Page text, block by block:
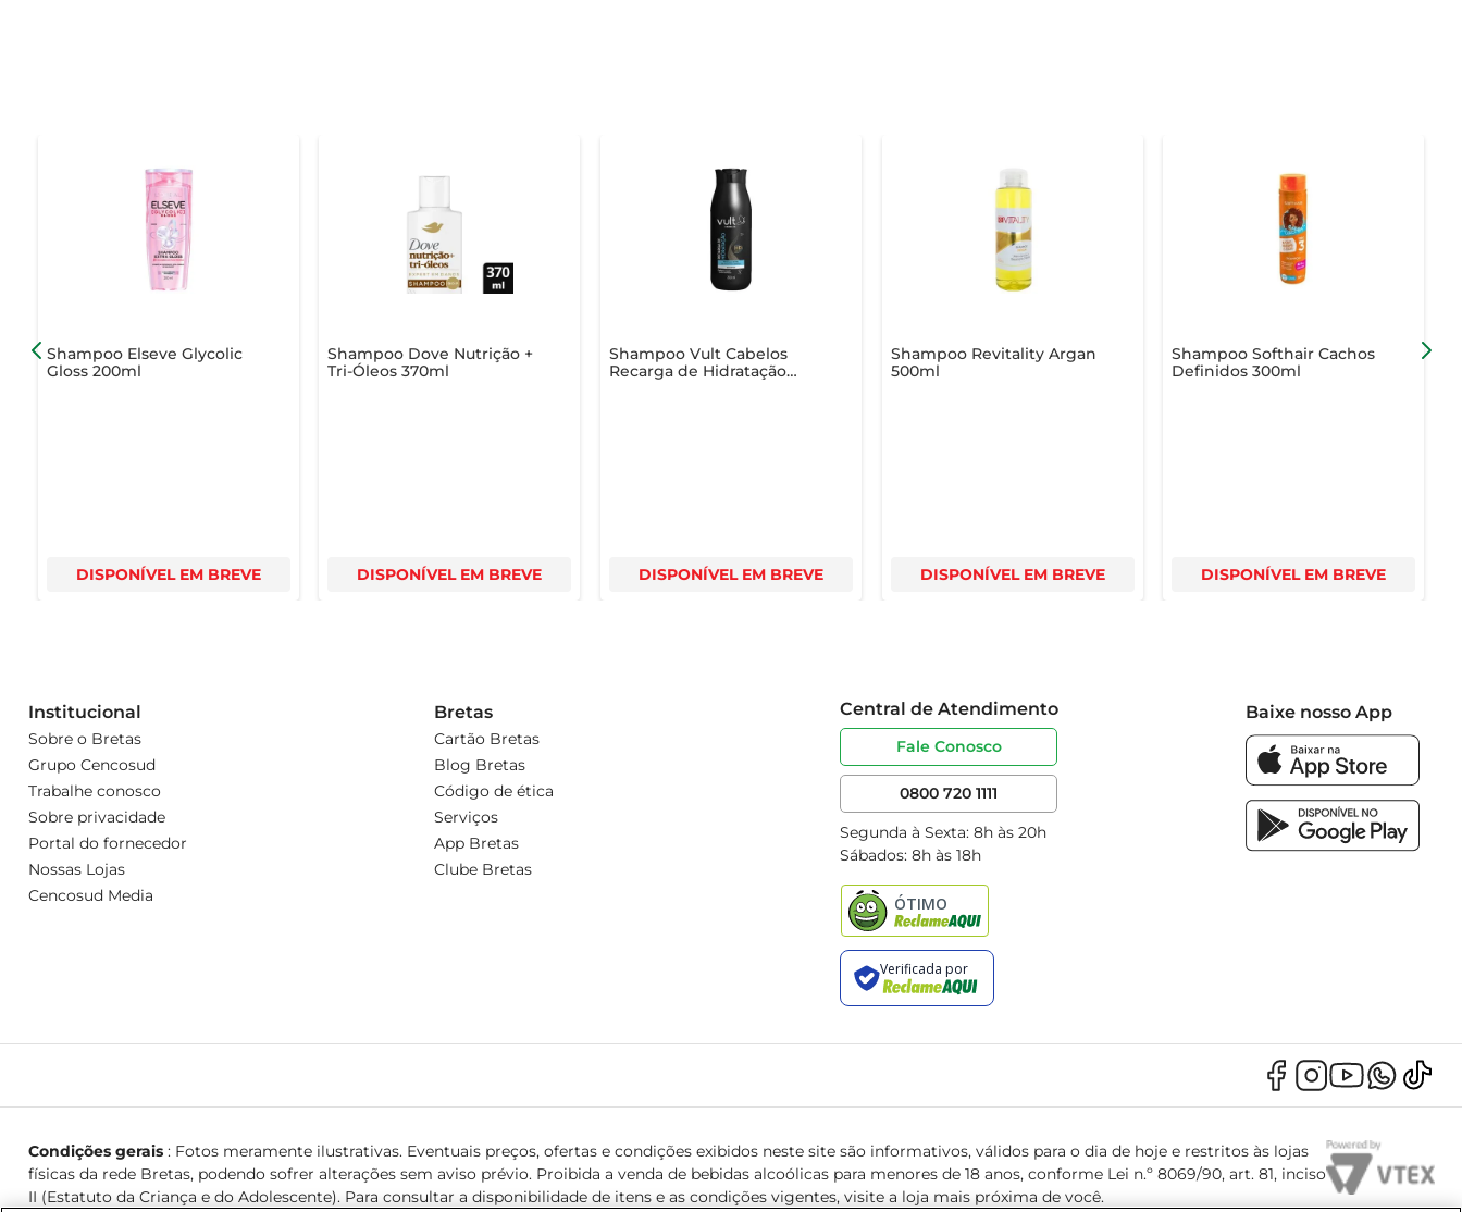
Shampoo Elseve Glycolic
Gloss 200ml
DISPONÍVEL EM BREVE
Shampoo Dove Nutrição +
Tri-Óleos 370ml
DISPONÍVEL EM BREVE
Shampoo Vult Cabelos
Recarga de Hidratação
DISPONÍVEL EM BREVE
Shampoo Revitality Argan
500ml
DISPONÍVEL EM BREVE
Shampoo Softhair Cachos
Definidos 300ml
DISPONÍVEL EM BREVE
Institucional
Sobre o Bretas
Grupo Cencosud
Trabalhe conosco
Sobre privacidade
Portal do fornecedor
Nossas Lojas
Cencosud Media
Bretas
Cartão Bretas
Blog Bretas
Código de ética
Serviços
App Bretas
Clube Bretas
Central de Atendimento
Fale Conosco
0800 720 1111
Segunda à Sexta: 8h às 20h
Sábados: 8h às 18h
Baixe nosso App
Condições gerais: Fotos meramente ilustrativas. Eventuais preços, ofertas e condições exibidos neste site são informativos, válidos para o dia de hoje e restritos às lojas
físicas da rede Bretas, podendo sofrer alterações sem aviso prévio. Proibida a venda de bebidas alcoólicas para menores de 18 anos, conforme Lei n.º 8069/90, art. 81, inciso
II (Estatuto da Criança e do Adolescente). Para consultar a disponibilidade de itens e as condições vigentes, visite a loja mais próxima de você.